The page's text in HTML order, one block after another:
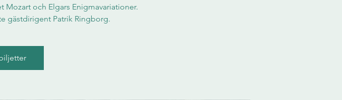
och Elgars Enigmavariationer.
gästdirigent Patrik Ringborg.